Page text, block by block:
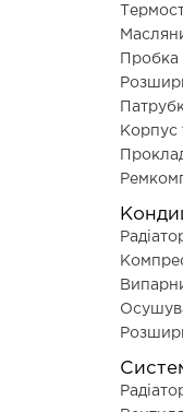
Пробка
Корпус